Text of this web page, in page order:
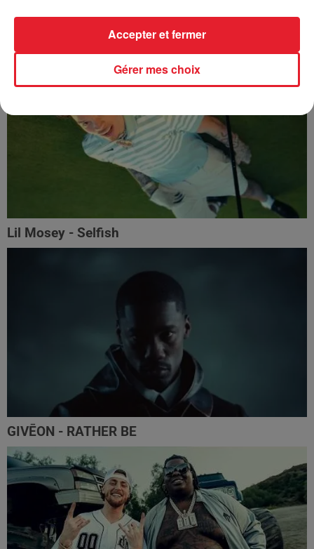
Lil Mosey - Selfish
GIVĒON - RATHER BE
Gérer mes choix
Accepter et fermer